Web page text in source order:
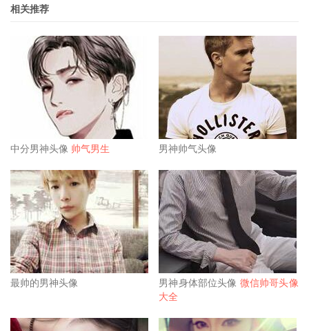
相关推荐
中分男神头像 帅气男生 男神帅气头像
最帅的男神头像 男神身体部位头像 微信帅哥头像
大全